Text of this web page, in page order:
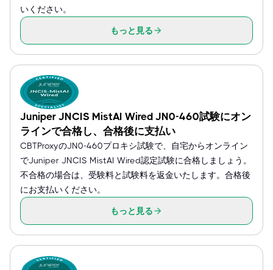
いください。
もっと見る
Juniper JNCIS MistAI Wired JN0-460試験にオン
ラインで合格し、合格後に支払い
CBTProxyのJN0-460プロキシ試験で、自宅からオンライン
でJuniper JNCIS MistAI Wired認定試験に合格しましょう。
不合格の場合は、受験料と試験料を返金いたします。合格後
にお支払いください。
もっと見る